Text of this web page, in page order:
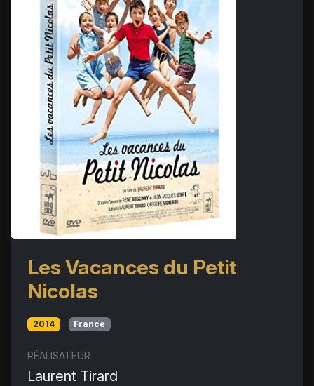
Les Vacances du Petit
Nicolas
2014 France
RÉALISATEUR
Laurent Tirard